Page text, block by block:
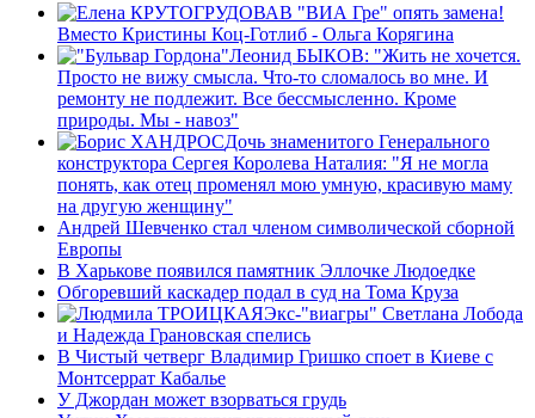
В "ВИА Гре" опять замена!
Вместо Кристины Коц-Готлиб - Ольга Корягина
Леонид БЫКОВ: "Жить не хочется.
Просто не вижу смысла. Что-то сломалось во мне. И
ремонту не подлежит. Все беcсмысленно. Кроме
природы. Мы - навоз"
Дочь знаменитого Генерального
конструктора Сергея Королева Наталия: "Я не могла
понять, как отец променял мою умную, красивую маму
на другую женщину"
Андрей Шевченко стал членом символической сборной
Европы
В Харькове появился памятник Эллочке Людоедке
Обгоревший каскадер подал в суд на Тома Круза
Экс-"виагры" Светлана Лобода
и Надежда Грановская спелись
В Чистый четверг Владимир Гришко споет в Киеве с
Монтсеррат Кабалье
У Джордан может взорваться грудь